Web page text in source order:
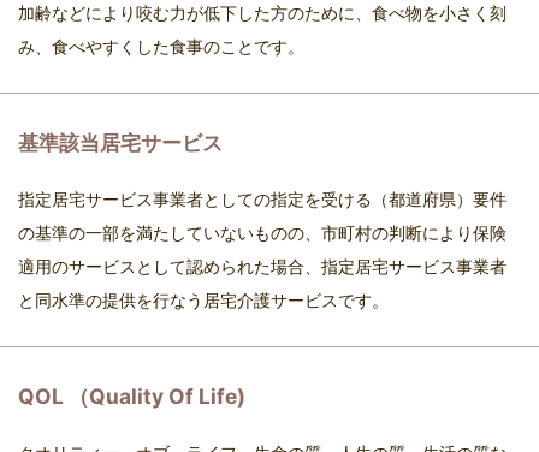
加齢などにより咬む力が低下した方のために、食べ物を小さく刻
み、食べやすくした食事のことです。
基準該当居宅サービス
指定居宅サービス事業者としての指定を受ける（都道府県）要件
の基準の一部を満たしていないものの、市町村の判断により保険
適用のサービスとして認められた場合、指定居宅サービス事業者
と同水準の提供を行なう居宅介護サービスです。
QOL （Quality Of Life)